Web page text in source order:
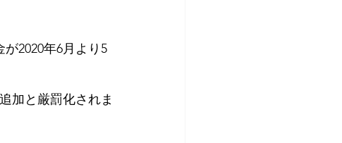
2020年6月より5
加と厳罰化されま